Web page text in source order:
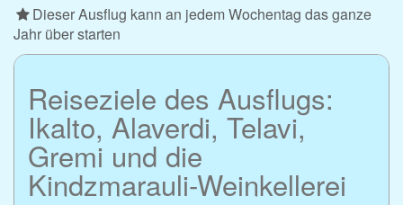
Dieser Ausflug kann an jedem Wochentag das ganze
Jahr über starten
Reiseziele des Ausflugs:
Ikalto, Alaverdi, Telavi,
Gremi und die
Kindzmarauli-Weinkellerei